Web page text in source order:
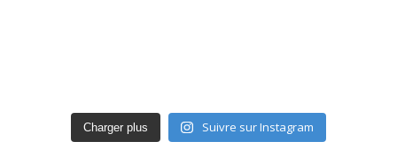
Charger plus Suivre sur Instagram